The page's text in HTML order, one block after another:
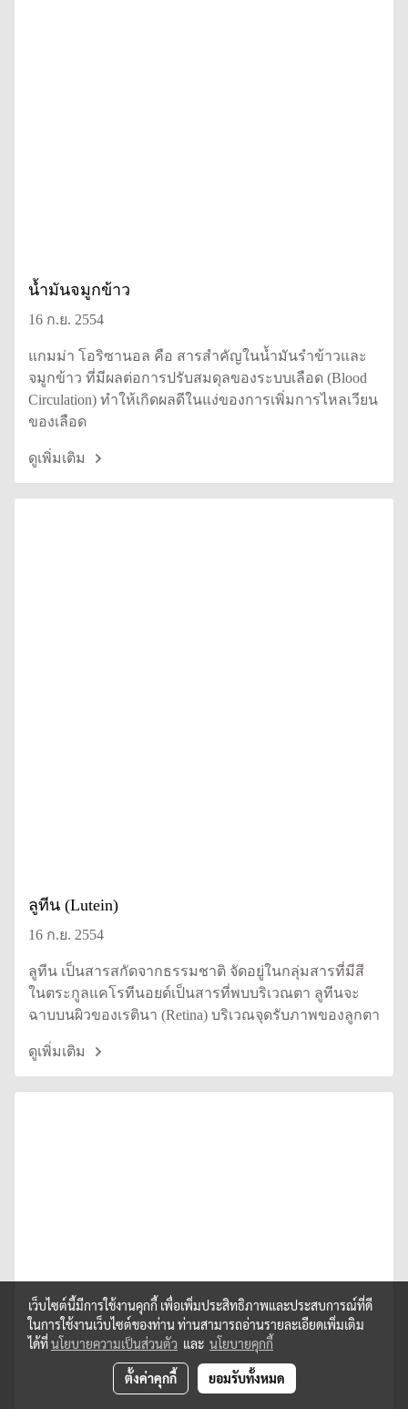
น้ำมันจมูกข้าว
16 ก.ย. 2554
แกมม่า โอริซานอล คือ สารสำคัญในน้ำมันรำข้าวและ
จมูกข้าว ที่มีผลต่อการปรับสมดุลของระบบเลือด (Blood
Circulation) ทำให้เกิดผลดีในแง่ของการเพิ่มการไหลเวียน
ของเลือด
ดูเพิ่มเติม
ลูทีน (Lutein)
16 ก.ย. 2554
ลูทีน เป็นสารสกัดจากธรรมชาติ จัดอยู่ในกลุ่มสารที่มีสี
ในตระกูลแคโรทีนอยด์เป็นสารที่พบบริเวณตา ลูทีนจะ
ฉาบบนผิวของเรตินา (Retina) บริเวณจุดรับภาพของลูกตา
ดูเพิ่มเติม
เว็บไซต์นี้มีการใช้งานคุกกี้ เพื่อเพิ่มประสิทธิภาพและประสบการณ์ที่ดี
ในการใช้งานเว็บไซต์ของท่าน ท่านสามารถอ่านรายละเอียดเพิ่มเติม
ได้ที่นโยบายความเป็นส่วนตัว และ นโยบายคุกกี้
ตั้งค่าคุกกี้ ยอมรับทั้งหมด